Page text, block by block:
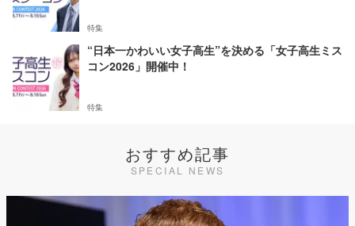
特集
“日本一かわいい女子高生”を決める「女子高生ミス
コン2026」開催中！
特集
おすすめ記事
SPECIAL NEWS